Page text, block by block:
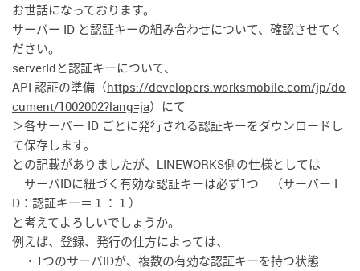
お世話になっております。
サーバー ID と認証キーの組み合わせについて、確認させてく
ださい。
serverIdと認証キーについて、
API 認証の準備（https://developers.worksmobile.com/jp/do
cument/1002002?lang=ja）にて
＞各サーバー ID ごとに発行される認証キーをダウンロードし
て保存します。
との記載がありましたが、LINEWORKS側の仕様としては
サーバIDに紐づく有効な認証キーは必ず1つ （サーバー I
D：認証キー＝１：１）
と考えてよろしいでしょうか。
例えば、登録、発行の仕方によっては、
・1つのサーバIDが、複数の有効な認証キーを持つ状態